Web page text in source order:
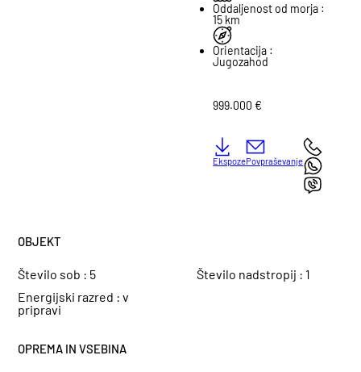
Oddaljenost od morja :
15 km
Orientacija :
Jugozahod
999.000 €
EkspozePovpraševanje
OBJEKT
Število sob : 5 Število nadstropij : 1
Energijski razred :v
pripravi
OPREMA IN VSEBINA